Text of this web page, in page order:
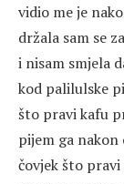
vidio me je
držala sam se
i nisam smjela
kod palilulske
što pravi kafu
pijem ga nakon
čovjek što